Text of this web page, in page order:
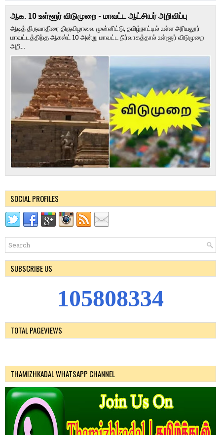
ஆக. 10 உள்ளூர் விடுமுறை - மாவட்ட ஆட்சியர் அறிவிப்பு
ஆடித் திருவாதிரை திருவிழாவை முன்னிட்டு, தமிழ்நாட்டில் உள்ள அரியலூர்
மாவட்டத்திற்கு ஆகஸ்ட் 10 அன்று மாவட்ட நிர்வாகத்தால் உள்ளூர் விடுமுறை
அறி...
SOCIAL PROFILES
SUBSCRIBE US
105808334
TOTAL PAGEVIEWS
THAMIZHKADAL WHATSAPP CHANNEL